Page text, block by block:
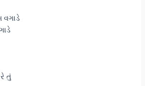
વગાડે
તું